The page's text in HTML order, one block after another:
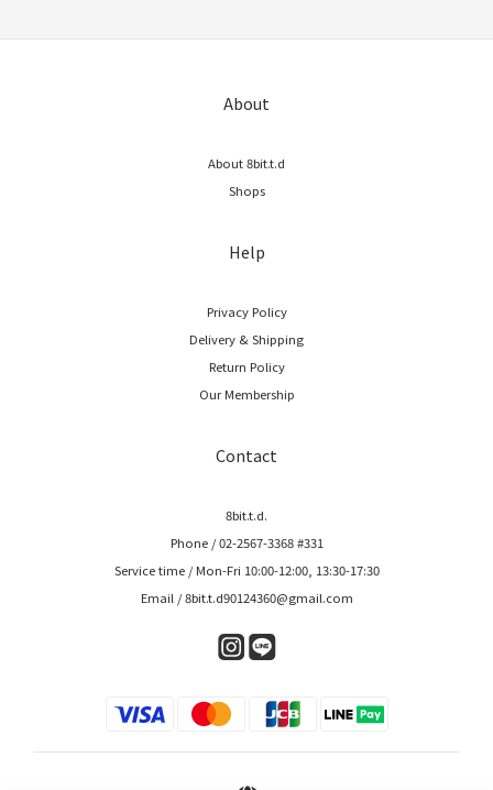
About
About 8bit.t.d
Shops
Help
Privacy Policy
Delivery & Shipping
Return Policy
Our Membership
Contact
8bit.t.d.
Phone / 02-2567-3368 #331
Service time / Mon-Fri 10:00-12:00, 13:30-17:30
Email / 8bit.t.d90124360@gmail.com